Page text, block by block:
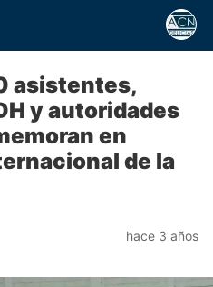
asistentes,
y autoridades
en
de la
hace 3 años